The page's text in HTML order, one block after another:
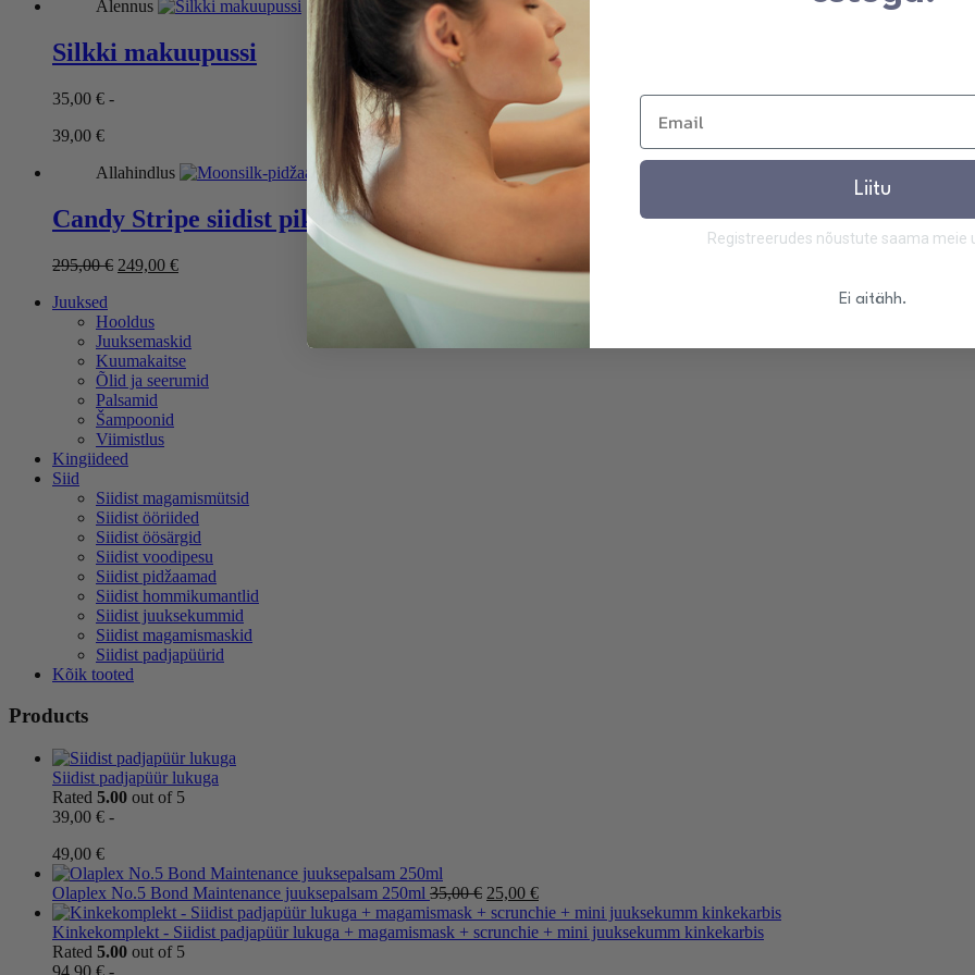
oli:
on:
Alennus
Silkki makuupussi
35,00 € -
39,00 €Hintaluokka:
-
Allahindlus
Candy Stripe siidist pikk pidžaama
295,00€ Alkuperäinen
295,00 €.
249,00 €Nykyinen
Juuksed
Hooldus
Juuksemaskid
Kuumakaitse
Õlid ja seerumid
Palsamid
Šampoonid
Viimistlus
Kingiideed
Siid
Siidist magamismütsid
Siidist ööriided
Siidist öösärgid
Siidist voodipesu
Siidist pidžaamad
Siidist hommikumantlid
Siidist juuksekummid
Siidist magamismaskid
Siidist padjapüürid
Kõik tooted
Products
Siidist padjapüür lukuga
Rated 5.00 out of 5
39,00 € -
49,00 €Hintaluokka:
39,00 €
-
49,00 €
Olaplex No.5 Bond Maintenance juuksepalsam 250ml 35,00€ Alkuperäinen
hinta
oli:
25,00 €Nykyinen
hinta
on:
Kinkekomplekt - Siidist padjapüür lukuga + magamismask + scrunchie + mini juuksekumm kinkekarbis
Rated 5.00 out of 5
94,90 € -
Liitu
Registreerudes nõustute saama meie
Ei aitähh.